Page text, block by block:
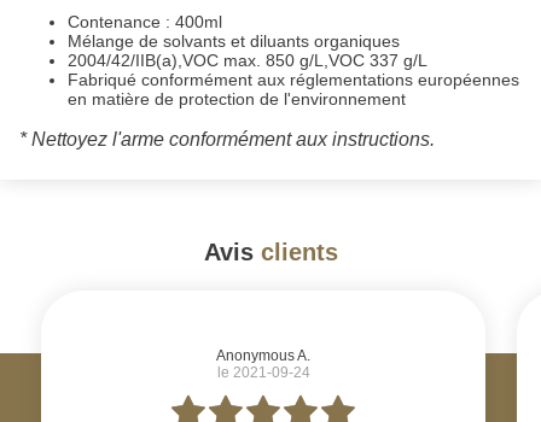
Contenance : 400ml
Mélange de solvants et diluants organiques
2004/42/IIB(a),VOC max. 850 g/L,VOC 337 g/L
Fabriqué conformément aux réglementations européennes
en matière de protection de l'environnement
* Nettoyez l'arme conformément aux instructions.
Avis clients
Anonymous A.
le 2021-09-24